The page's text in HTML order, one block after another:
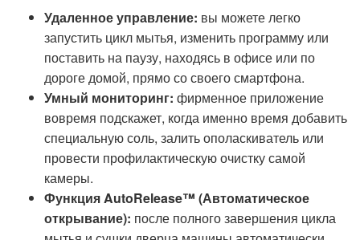
Удаленное управление: вы можете легко
запустить цикл мытья, изменить программу или
поставить на паузу, находясь в офисе или по
дороге домой, прямо со своего смартфона.
Умный мониторинг: фирменное приложение
вовремя подскажет, когда именно время добавить
специальную соль, залить ополаскиватель или
провести профилактическую очистку самой
камеры.
Функция AutoRelease™ (Автоматическое
открывание): после полного завершения цикла